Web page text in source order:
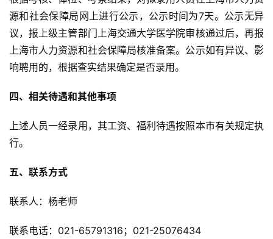
源和社会保障局网上进行公示，公示时间为7天。公示无异
议，报上级主管部门上海交通大学医学院审核通过后，再报
上海市人力资源和社会保障局核准备案。公示如有异议、影
响聘用的，根据查实结果确定是否录用。
四、相关待遇和其他事项
上述人员一经录用，其工资、福利待遇按照本市有关规定执
行。
五、联系方式
联系人：杨老师
联系电话：021-65791316；021-25076434